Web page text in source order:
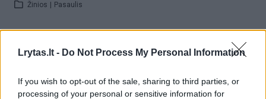
Lrytas.lt - Do Not Process My Personal Information
If you wish to opt-out of the sale, sharing to third parties, or
processing of your personal or sensitive information for
Žinios Pasaulis
00:04:00
Kuprines pasvėrę specialistai įspėja apie pavojingą
įprotį: tą daro daugiau nei pusė pradinukų
Žinios | Lietuvos diena